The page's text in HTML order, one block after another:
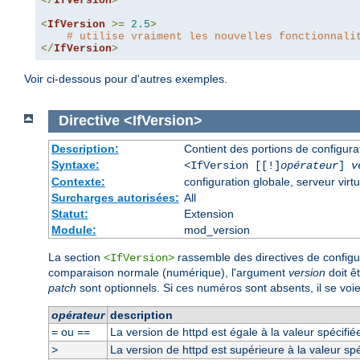
<IfVersion >= 2.5>
# utilise vraiment les nouvelles
</IfVersion>
Voir ci-dessous pour d'autres exemples.
Directive <IfVersion>
Description:
Contient des portions de
Syntaxe:
<IfVersion [[!]opérateur]
Contexte:
configuration globale, serveur
Surcharges autorisées: All
Statut:
Extension
Module:
mod_version
La section <IfVersion> rassemble des directives de
comparaison normale (numérique), l'argument version doit
patch sont optionnels. Si ces numéros sont absents, il se
opérateur description
=ou ==
La version de httpd est égale à la valeur
>
La version de httpd est supérieure à la valeur